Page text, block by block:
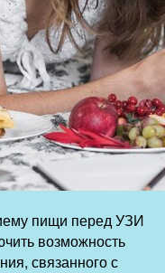
пищи перед УЗИ
возможность
связанного с